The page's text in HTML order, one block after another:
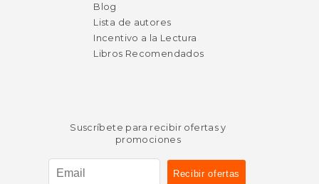
Blog
Lista de autores
Incentivo a la Lectura
Libros Recomendados
Suscríbete para recibir ofertas y
promociones